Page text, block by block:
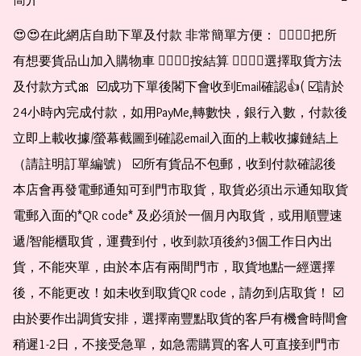
😍😍在此網店自助下單及付款 非常簡單方便： 👉🏻👉🏻把所
有想要貨品山加入購物車 👉🏻👉🏻按結算 👉🏻👉🏻選擇取貨方法
及付款方式🎀  ☑️成功下單後閣下會收到Email確認👍( ☑️請於
24小時內完成付款，如用PayMe,轉數快，銀行入數，付款後
立即上載收據/螢幕截圖到確認email入面的上載收據鏈結上
（請註明訂單編號） ☑️所有貨品不包郵，收到付款確認後
本店會再發電郵通知可到門市取貨，取貨必須出示通知取貨
電郵入面的*QR code* 及必須於一個月內取貨，或用順豐速
遞/智能櫃取貨，運費到付，收到款項後約3個工作日內出
貨，不能夾單，由於本店有兩間門市，取貨地點一經選擇
後，不能更改！如未收到取貨QR code，請勿到店取貨！ ☑️
由於要作出調貨安排，選擇南豐點取貨的客戶有機會時間會
稍遲1-2日，不接受急單，如急需購買的客人可直接到門市